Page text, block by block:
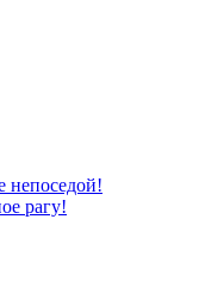
непоседой!
рагу!